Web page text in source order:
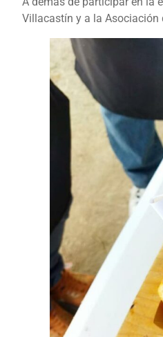
Villacastín y a la Asociación